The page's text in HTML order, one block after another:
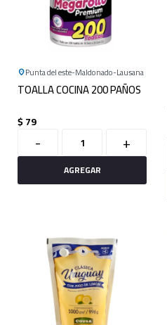
Punta del este Maldonado Lausana
TOALLA COCINA 200 PAÑOS
$79
- +